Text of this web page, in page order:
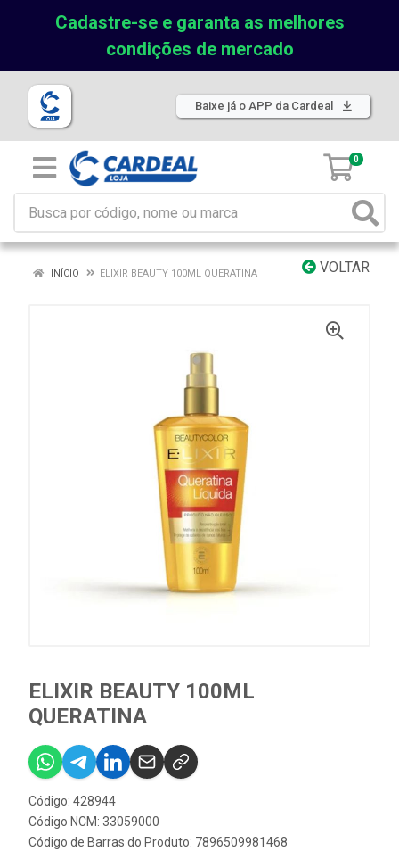
Cadastre-se e garanta as melhores
condições de mercado
Baixe já o APP da Cardeal
0
VOLTAR
INÍCIO ELIXIR BEAUTY 100ML QUERATINA
ELIXIR BEAUTY 100ML
QUERATINA
Código: 428944
Código NCM: 33059000
Código de Barras do Produto: 7896509981468